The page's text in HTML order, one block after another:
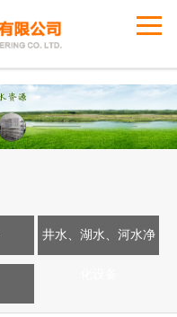
井水、湖水、河水净